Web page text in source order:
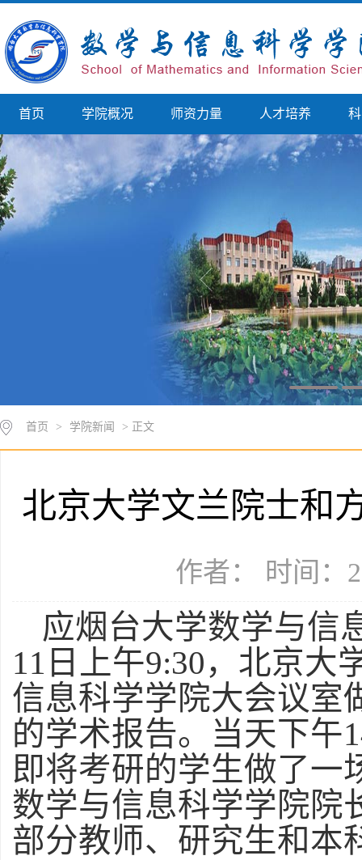
首页 学院概况 师资力量 人才培养
首页 > 学院新闻 > 正文
北京大学文兰院士和
作者： 时间：
应烟台大学数学与信
11 日上午9:30 ，北京大
信息科学学院大会议室
的学术报告。当天下午
即将考研的学生做了一
数学与信息科学学院院
部分教师、研究生和本